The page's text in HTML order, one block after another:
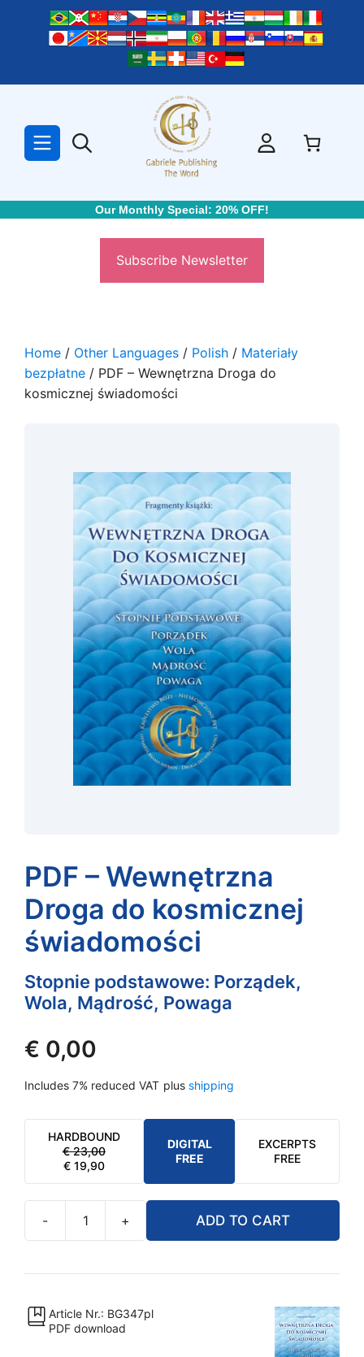
Our Monthly Special: 20% OFF!
Subscribe Newsletter
Home / Other Languages / Polish / Materiały
bezpłatne / PDF – Wewnętrzna Droga do
kosmicznej świadomości
PDF – Wewnętrzna
Droga do kosmicznej
świadomości
Stopnie podstawowe: Porządek,
Wola, Mądrość, Powaga
€ 0,00
Includes 7% reduced VAT plus shipping
HARDBOUND
€23,00
ORIGINAL
PRICE
WAS:
€ 23,00.
€19,90
CURRENT
PRICE
IS:
€ 19,90.
DIGITAL
FREE
EXCERPTS
FREE
-
Wewnętrzna
do
+ ADD TO CART
Article Nr.: BG347pl
PDF download